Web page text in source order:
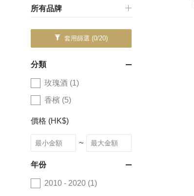
所有品牌
套用篩選 (0/20)
分類
玫瑰酒 (1)
香檳 (5)
價格 (HK$)
~
年份
2010 - 2020 (1)